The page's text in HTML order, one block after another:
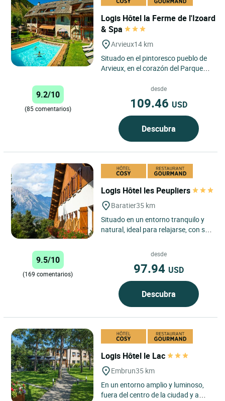
Logis Hôtel la Ferme de l'Izoard
& Spa
Arvieux14 km
Situado en el pintoresco pueblo de
Arvieux, en el corazón del Parque
Ferme de l'Izoard es...
9.2/10
(85 comentarios)
desde
109.46 USD
Descubra
Logis Hôtel les Peupliers
Baratier35 km
Situado en un entorno tranquilo y
natural, ideal para relajarse, con su
sombra y zona de...
9.5/10
(169 comentarios)
desde
97.94 USD
Descubra
Logis Hôtel le Lac
Embrun35 km
En un entorno amplio y luminoso,
fuera del centro de la ciudad y a